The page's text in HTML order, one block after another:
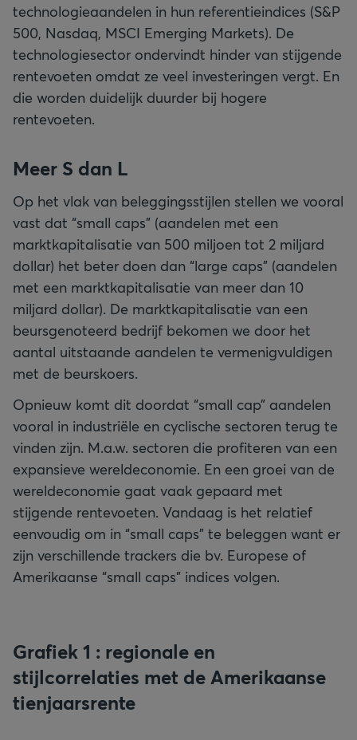
technologieaandelen in hun referentieindices (S&P
500, Nasdaq, MSCI Emerging Markets). De
technologiesector ondervindt hinder van stijgende
rentevoeten omdat ze veel investeringen vergt. En
die worden duidelijk duurder bij hogere
rentevoeten.
Meer S dan L
Op het vlak van beleggingsstijlen stellen we vooral
vast dat “small caps” (aandelen met een
marktkapitalisatie van 500 miljoen tot 2 miljard
dollar) het beter doen dan “large caps” (aandelen
met een marktkapitalisatie van meer dan 10
miljard dollar). De marktkapitalisatie van een
beursgenoteerd bedrijf bekomen we door het
aantal uitstaande aandelen te vermenigvuldigen
met de beurskoers.
Opnieuw komt dit doordat “small cap” aandelen
vooral in industriële en cyclische sectoren terug te
vinden zijn. M.a.w. sectoren die profiteren van een
expansieve wereldeconomie. En een groei van de
wereldeconomie gaat vaak gepaard met
stijgende rentevoeten. Vandaag is het relatief
eenvoudig om in “small caps” te beleggen want er
zijn verschillende trackers die bv. Europese of
Amerikaanse “small caps” indices volgen.
Grafiek 1 : regionale en
stijlcorrelaties met de Amerikaanse
tienjaarsrente